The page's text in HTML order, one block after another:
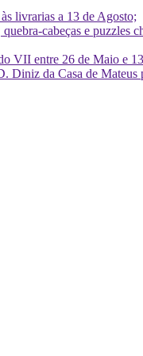
livrarias a 13 de Agosto;
cabeças e puzzles
VII entre 26 de Maio e
da Casa de Mateus